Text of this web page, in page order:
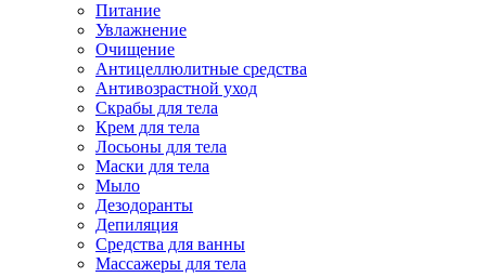
Питание
Увлажнение
Очищение
Антицеллюлитные средства
Антивозрастной уход
Скрабы для тела
Крем для тела
Лосьоны для тела
Маски для тела
Мыло
Дезодоранты
Депиляция
Средства для ванны
Массажеры для тела